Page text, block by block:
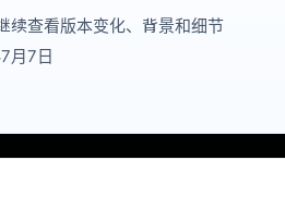
续查看版本变化、背景和细节
月7日